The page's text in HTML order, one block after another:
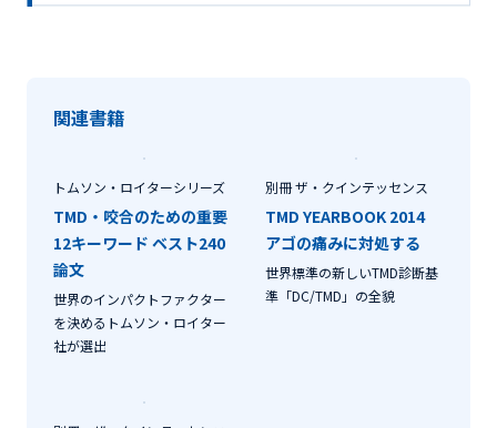
関連書籍
トムソン・ロイターシリーズ
TMD・咬合のための重要
12キーワード ベスト240
論文
世界のインパクトファクター
を決めるトムソン・ロイター
社が選出
別冊 ザ・クインテッセンス
TMD YEARBOOK 2014
アゴの痛みに対処する
世界標準の新しいTMD診断基
準「DC/TMD」の全貌